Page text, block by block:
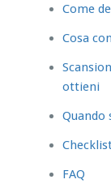
Come
Cosa
ottieni
Quando
FAQ